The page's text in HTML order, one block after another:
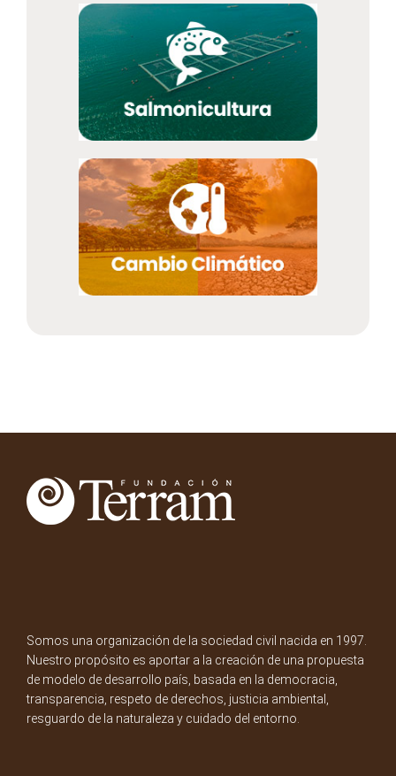
Somos una organización de la sociedad civil nacida en 1997.
Nuestro propósito es aportar a la creación de una propuesta
de modelo de desarrollo país, basada en la democracia,
transparencia, respeto de derechos, justicia ambiental,
resguardo de la naturaleza y cuidado del entorno.